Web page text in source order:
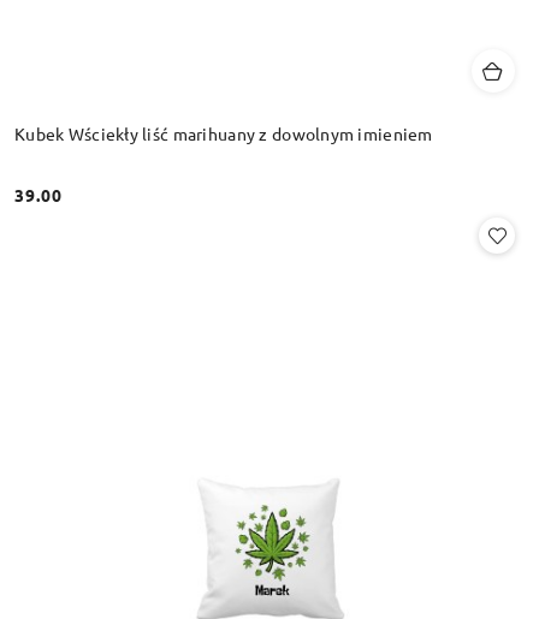
Kubek Wściekły liść marihuany z dowolnym imieniem
Cena:
39.00